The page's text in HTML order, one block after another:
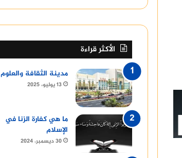
الأكثر قراءة
مدينة الثقافة والعلوم
13 يوليو، 2025
ما هي كفارة الزنا في
الإسلام
30 ديسمبر، 2024